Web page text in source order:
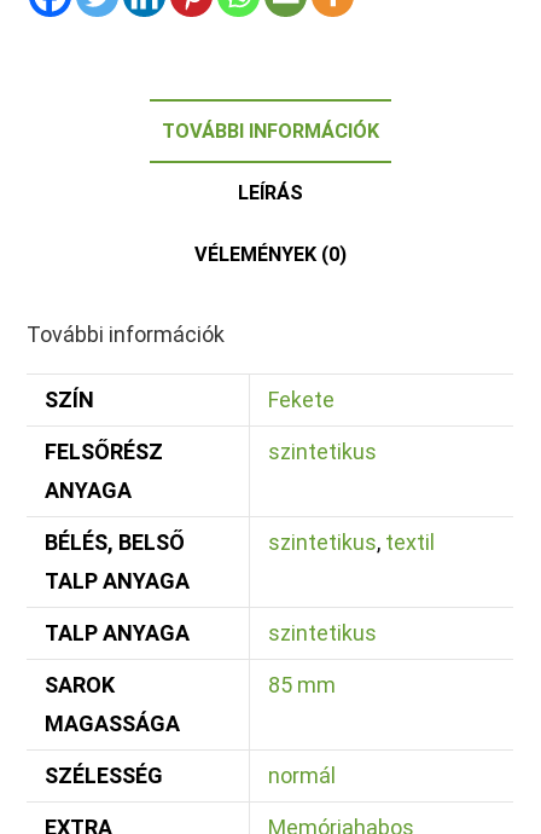
TOVÁBBI INFORMÁCIÓK
LEÍRÁS
VÉLEMÉNYEK (0)
További információk
SZÍN Fekete
FELSŐRÉSZ
ANYAGA
szintetikus
BÉLÉS, BELSŐ
TALP ANYAGA
szintetikus, textil
TALP ANYAGA szintetikus
SAROK
MAGASSÁGA
85 mm
SZÉLESSÉG normál
EXTRA Memóriahabos